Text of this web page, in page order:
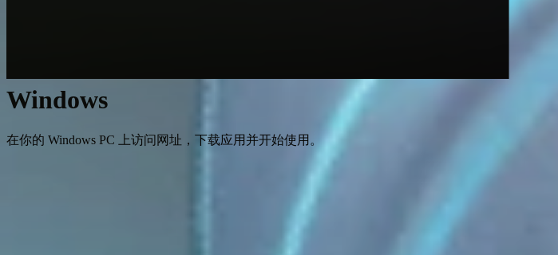
Windows
在你的 Windows PC 上访问网址，下载应用并开始使用。